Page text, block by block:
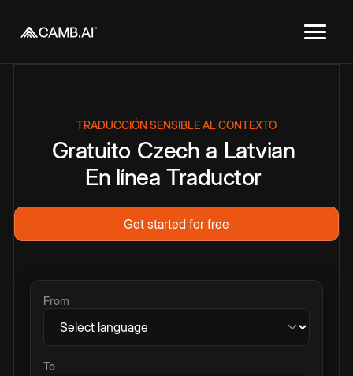
TRADUCCIÓN SENSIBLE AL CONTEXTO
Gratuito Czech a Latvian
En línea Traductor
Get started for free
From
To